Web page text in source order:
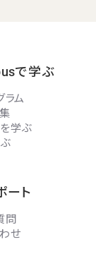
で学ぶ
ラム
学ぶ
ート
問
せ